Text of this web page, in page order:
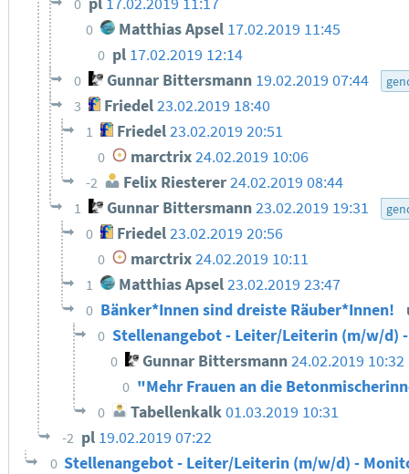
0 Matthias Apsel 17.02.2019 11:45
0 pl 17.02.2019 12:14
0 Gunnar Bittersmann 19.02.2019 07:44
3 Friedel23.02.2019 18:40
1 Friedel 23.02.2019 20:51
0 marctrix24.02.2019 10:06
-2 Felix Riesterer24.02.2019 08:44
1 Gunnar Bittersmann23.02.2019 19:31
0 Friedel 23.02.2019 20:56
0 marctrix24.02.2019 10:11
1 Matthias Apsel23.02.2019 23:47
0 Bänker*Innen sind dreiste Räuber*Innen!
0 Stellenangebot - Leiter/Leiterin (m/w/
0 Gunnar Bittersmann24.02.2019 10:32
0 "Mehr Frauen an die
0 Tabellenkalk01.03.2019 10:31
-2 pl 19.02.2019 07:22
0 Stellenangebot - Leiter/Leiterin (m/w/d) -